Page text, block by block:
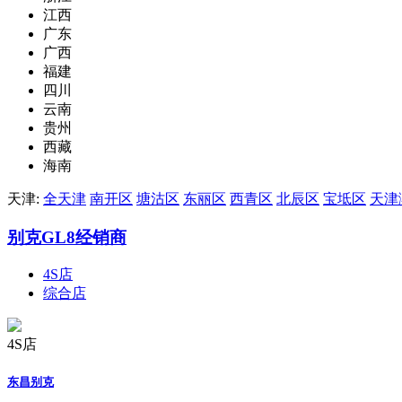
江西
广东
广西
福建
四川
云南
贵州
西藏
海南
天津: 全天津 南开区 塘沽区 东丽区 西青区 北辰区 宝坻区 天津
别克GL8经销商
4S店
综合店
4S店
东昌别克